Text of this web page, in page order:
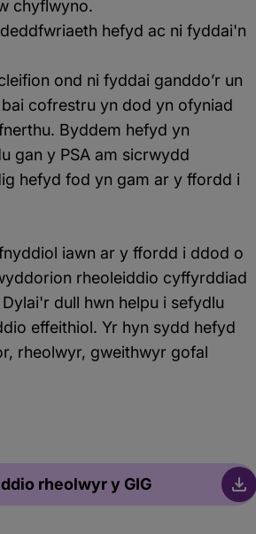
chyflwyno.
hefyd ac ni fyddai'n
ond ni fyddai ganddo’r un
cofrestru yn dod yn ofyniad
Byddem hefyd yn
gan y PSA am sicrwydd
hefyd fod yn gam ar y ffordd i
iawn ar y ffordd i ddod o
rheoleiddio cyffyrddiad
dull hwn helpu i sefydlu
effeithiol. Yr hyn sydd hefyd
rheolwyr, gweithwyr gofal
rheolwyr y GIG